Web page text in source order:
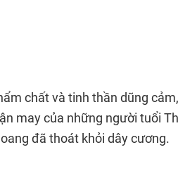
chất và tinh thần dũng
may của những người tuổi
đã thoát khỏi dây cương.